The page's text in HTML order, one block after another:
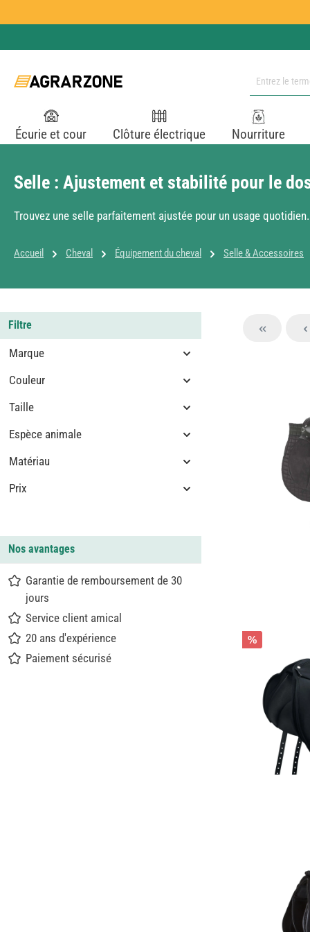
Écurie et cour Clôture électrique Nourriture
Selle : Ajustement et stabilité pour le
Trouvez une selle parfaitement ajustée pour un usage
Accueil Cheval Équipement du cheval Selle & Accessoires
Filtre
Marque
Couleur
Taille
Espèce animale
Matériau
Prix
Nos avantages
Garantie de remboursement de 30
jours
Service client amical
20 ans d'expérience
Paiement sécurisé
%